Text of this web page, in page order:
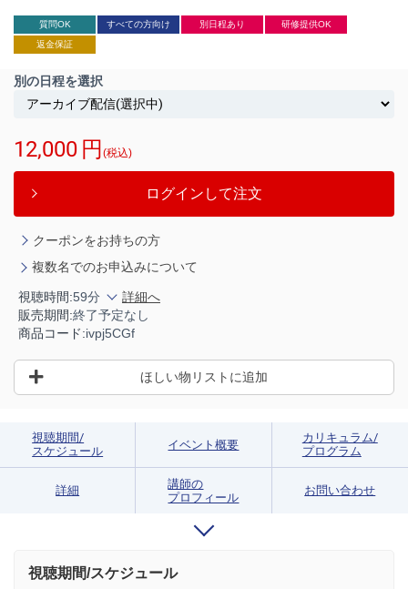
質問OK すべての方向け 別日程あり
研修提供OK
返金保証
別の日程を選択
12,000 円 (税込)
ログインして注文
クーポンをお持ちの方
複数名でのお申込みについて
視聴時間:59分
詳細へ
販売期間:終了予定なし
商品コード:ivpj5CGf
ほしい物リストに追加
視聴期間/
スケジュール
イベント概要
カリキュラム/
プログラム
詳細
講師の
プロフィール
お問い合わせ
視聴期間/スケジュール